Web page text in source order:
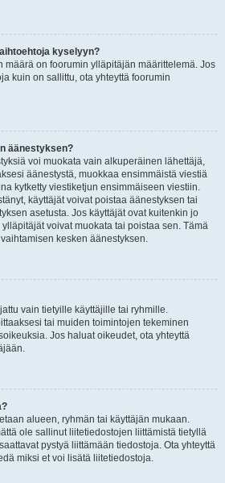
kyselyyn?
määrä on foorumin ylläpitäjän määrittelemä. Jos
kuin on sallittu, ota yhteyttä foorumin
äänestyksen?
voi muokata vain alkuperäinen lähettäjä,
äänestystä, muokkaa ensimmäistä viestiä
kytketty viestiketjun ensimmäiseen viestiin.
käyttäjät voivat poistaa äänestyksen tai
asetusta. Jos käyttäjät ovat kuitenkin jo
voivat muokata tai poistaa sen. Tämä
kesken äänestyksen.
vain tietyille käyttäjille tai ryhmille.
tai muiden toimintojen tekeminen
Jos haluat oikeudet, ota yhteyttä
alueen, ryhmän tai käyttäjän mukaan.
ole sallinut liitetiedostojen liittämistä tietyllä
pystyä liittämään tiedostoja. Ota yhteyttä
miksi et voi lisätä liitetiedostoja.